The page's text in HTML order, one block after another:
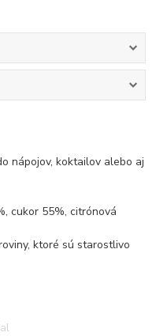
nápojov, koktailov alebo aj
cukor 55%, citrónová
ktoré sú starostlivo